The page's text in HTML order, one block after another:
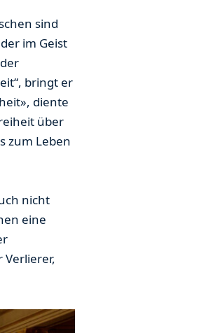
sind
im Geist
bringt er
diente
über
zum Leben
nicht
eine